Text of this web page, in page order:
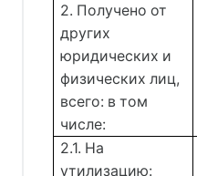
2. Получено от
других
юридических и
физических лиц,
всего: в том
числе:
2.1. На
утилизацию: